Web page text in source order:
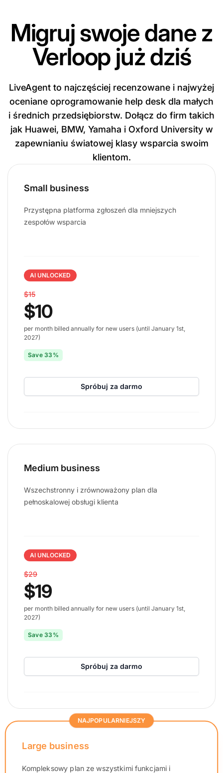
Migruj swoje dane z
Verloop już dziś
LiveAgent to najczęściej recenzowane i najwyżej
oceniane oprogramowanie help desk dla małych
i średnich przedsiębiorstw. Dołącz do firm takich
jak Huawei, BMW, Yamaha i Oxford University w
zapewnianiu światowej klasy wsparcia swoim
klientom.
Small business
Przystępna platforma zgłoszeń dla mniejszych
zespołów wsparcia
AI UNLOCKED
$15
$10
per month billed annually for new users (until January 1st,
2027)
Save 33%
Spróbuj za darmo
Medium business
Wszechstronny i zrównoważony plan dla
pełnoskalowej obsługi klienta
AI UNLOCKED
$29
$19
per month billed annually for new users (until January 1st,
2027)
Save 33%
Spróbuj za darmo
NAJPOPULARNIEJSZY
Large business
Kompleksowy plan ze wszystkimi funkcjami i